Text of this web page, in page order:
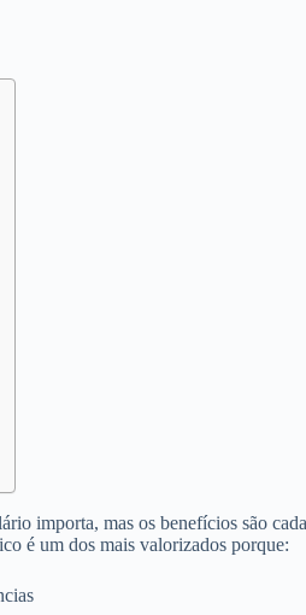
importa, mas os benefícios são
é um dos mais valorizados porque: